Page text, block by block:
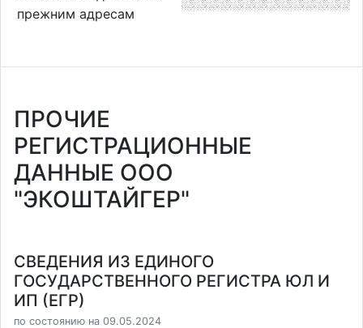
прежним адресам
ПРОЧИЕ
РЕГИСТРАЦИОННЫЕ
ДАННЫЕ ООО
"ЭКОШТАЙГЕР"
СВЕДЕНИЯ ИЗ ЕДИНОГО
ГОСУДАРСТВЕННОГО РЕГИСТРА ЮЛ И
ИП (ЕГР)
по состоянию на 09.05.2024